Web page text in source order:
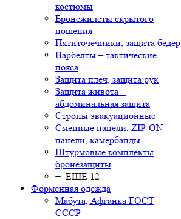
костюмы
Бронежилеты скрытого
ношения
Пятиточечники, защита бёдер
Варбелты – тактические
пояса
Защита плеч, защита рук
Защита живота –
абдоминальная защита
Стропы эвакуационные
Сменные панели, ZIP-ON
панели, камербанды
Штурмовые комплекты
бронезащиты
+ ЕЩЕ 12
Форменная одежда
Мабута, Афганка ГОСТ
СССР